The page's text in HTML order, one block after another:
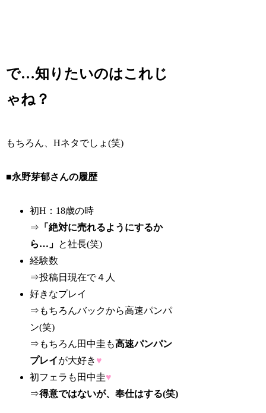
で…知りたいのはこれじ
ゃね？
もちろん、Hネタでしょ(笑)
■永野芽郁さんの履歴
初H：18歳の時
⇒ 「絶対に売れるようにするか
ら…」 と社長(笑)
経験数
⇒投稿日現在で４人
好きなプレイ
⇒もちろんバックから高速パンパ
ン(笑)
⇒もちろん田中圭も高速パンパン
プレイが大好き ♥
初フェラも田中圭♥
⇒得意ではないが、奉仕はする(笑)